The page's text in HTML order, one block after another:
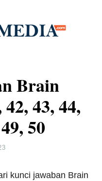
Brain
43, 44,
50
kunci jawaban Brain